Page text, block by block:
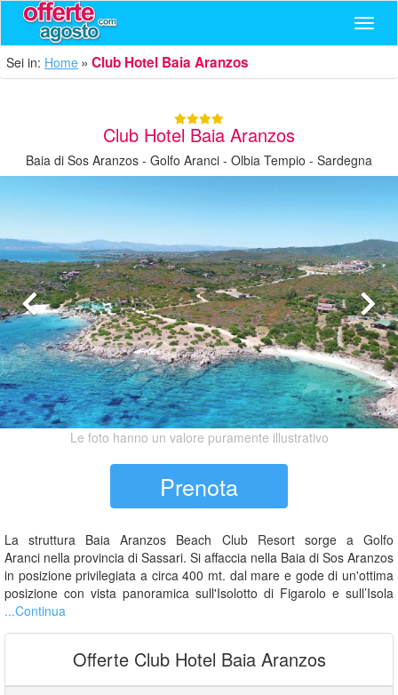
Sei in: Home Club Hotel Baia Aranzos
Club Hotel Baia Aranzos
Baia di Sos Aranzos - Golfo Aranci - Olbia Tempio - Sardegna
Le foto hanno un valore puramente illustrativo
Prenota
La struttura Baia Aranzos Beach Club Resort sorge a Golfo
Aranci nella provincia di Sassari. Si affaccia nella Baia di Sos Aranzos
in posizione privilegiata a circa 400 mt. dal mare e gode di un'ottima
posizione con vista panoramica sull'Isolotto di Figarolo e sull’Isola
...Continua
Offerte Club Hotel Baia Aranzos